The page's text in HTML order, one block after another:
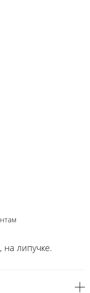
на липучке.